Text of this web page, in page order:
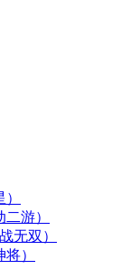
游）
无双）
）